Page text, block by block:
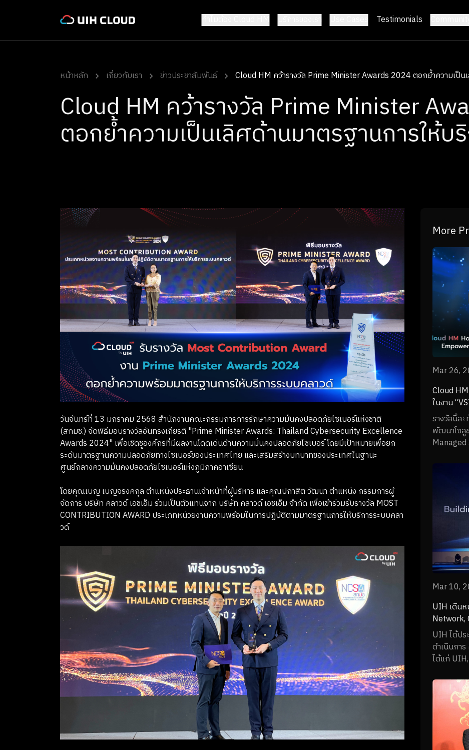
Testimonials
หน้าหลัก เกี่ยวกับเรา ข่าวประชาสัมพันธ์ Cloud HM คว้ารางวัล Prime Minister Awards 2024 ตอกย้ำความเป็
Cloud HM คว้ารางวัล Prime Minister
ตอกย้ำความเป็นเลิศด้านมาตรฐานการให้บ
วันจันทร์ที่ 13 มกราคม 2568 สำนักงานคณะกรรมการการรักษาความมั่นคงปลอดภัยไซเบอร์แห่งชาติ
(สกมช.) จัดพิธีมอบรางวัลอันทรงเกียรติ "Prime Minister Awards: Thailand Cybersecurity Excellence
Awards 2024" เพื่อเชิดชูองค์กรที่มีผลงานโดดเด่นด้านความมั่นคงปลอดภัยไซเบอร์ โดยมีเป้าหมายเพื่อยก
ระดับมาตรฐานความปลอดภัยทางไซเบอร์ของประเทศไทย และเสริมสร้างบทบาทของประเทศในฐานะ
ศูนย์กลางความมั่นคงปลอดภัยไซเบอร์แห่งภูมิภาคอาเซียน
โดยคุณเบญ เบญจรงคกุล ตำแหน่งประธานเจ้าหน้าที่ผู้บริหาร และคุณปกาสิต วัฒนา ตำแหน่ง กรรมการผู้
จัดการ บริษัท คลาวด์ เอชเอ็ม ร่วมเป็นตัวแทนจาก บริษัท คลาวด์ เอชเอ็ม จำกัด เพื่อเข้าร่วมรับรางวัล MOST
CONTRIBUTION AWARD ประเภทหน่วยงานความพร้อมในการปฏิบัติตามมาตรฐานการให้บริการระบบคลา
วด์
More
Mar 26,
Cloud
ในงาน
รางวัลนี้ส
พัฒนาโซลู
Managed
Mar 10,
UIH เดิน
Network,
พร้อมเปิด
UIH ได้ปร
ดำเนินกา
ได้แก่
ศักยภาพด้
และ
ให้บริการ
แบบครบ